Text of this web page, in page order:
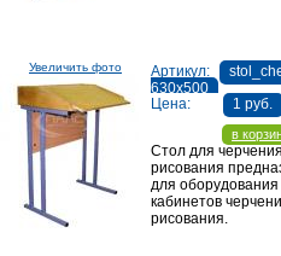
Увеличить фото Артикул:
630х500
Цена:
1 руб.
в
Стол для
рисования
для оборудования
кабинетов
рисования.